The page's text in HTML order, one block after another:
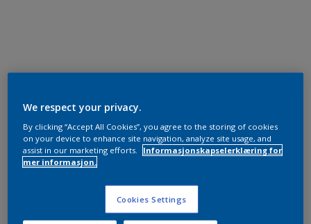
We respect your privacy.
By clicking “Accept All Cookies”, you agree to the storing of cookies
on your device to enhance site navigation, analyze site usage, and
assist in our marketing efforts.
Informasjonskapselerklæring for
mer informasjon.
Cookies Settings